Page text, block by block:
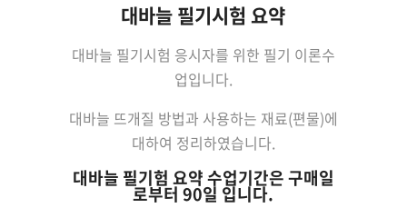
대바늘 필기시험 요약
대바늘 필기시험 응시자를 위한 필기 이론수
업입니다.
대바늘 뜨개질 방법과 사용하는 재료(편물)에
대하여 정리하였습니다.
대바늘 필기험 요약 수업기간은 구매일
로부터 90일 입니다.